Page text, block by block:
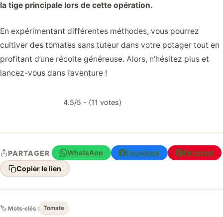
la tige principale lors de cette opération.
En expérimentant différentes méthodes, vous pourrez
cultiver des tomates sans tuteur dans votre potager tout en
profitant d’une récolte généreuse. Alors, n’hésitez plus et
lancez-vous dans l’aventure !
4.5/5 - (11 votes)
PARTAGER WhatsApp Facebook
Pinterest
Copier le lien
🏷 Mots-clés : Tomate